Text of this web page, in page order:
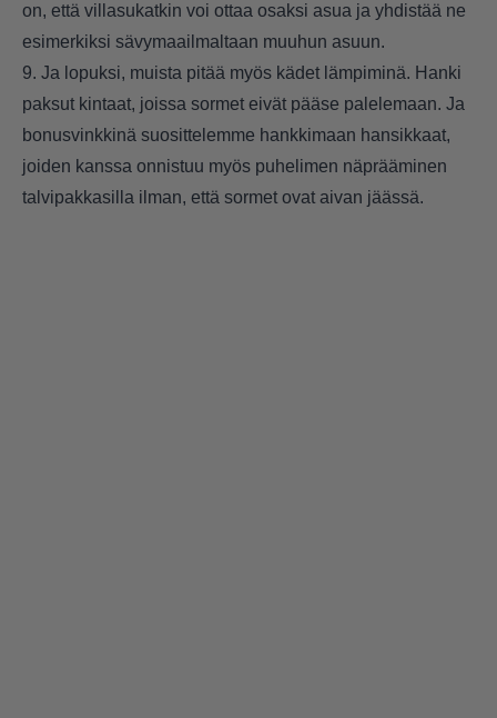
on, että villasukatkin voi ottaa osaksi asua ja yhdistää ne
esimerkiksi sävymaailmaltaan muuhun asuun.
9. Ja lopuksi, muista pitää myös kädet lämpiminä. Hanki
paksut kintaat, joissa sormet eivät pääse palelemaan. Ja
bonusvinkkinä suosittelemme hankkimaan hansikkaat,
joiden kanssa onnistuu myös puhelimen näprääminen
talvipakkasilla ilman, että sormet ovat aivan jäässä.